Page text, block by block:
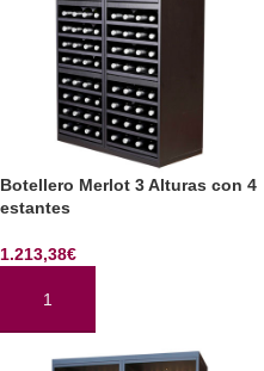
Botellero Merlot 3 Alturas con 4
estantes
1.213,38€
AÑADIR AL CARRITO